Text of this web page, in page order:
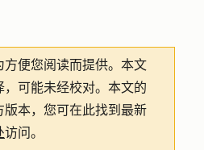
方便您阅读而提供。 本文
，可能未经校对。本文的
版本，您可在此找到最新
访问。